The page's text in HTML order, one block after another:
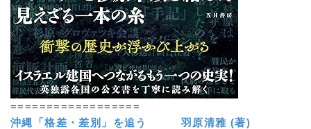
==================
沖縄「格差・差別」を追う 羽原清雅 (著)